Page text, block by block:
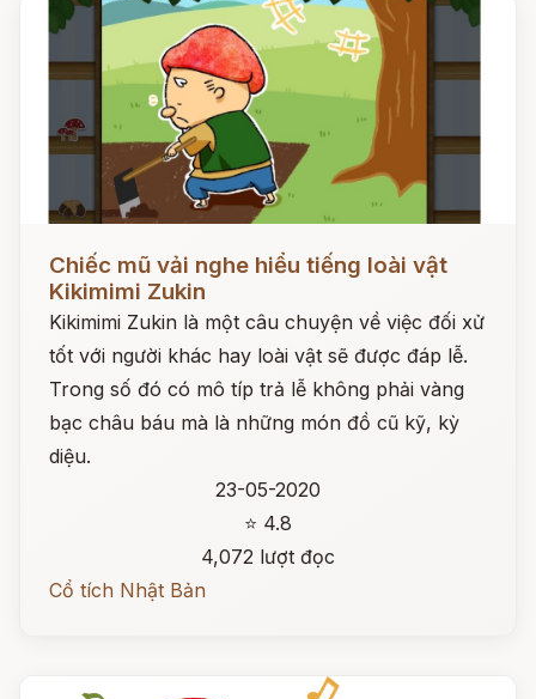
Đọc ngay
Chiếc mũ vải nghe hiểu tiếng loài vật
Kikimimi Zukin
Kikimimi Zukin là một câu chuyện về việc đối xử
tốt với người khác hay loài vật sẽ được đáp lễ.
Trong số đó có mô típ trả lễ không phải vàng
bạc châu báu mà là những món đồ cũ kỹ, kỳ
diệu.
23-05-2020
⭐ 4.8
4,072 lượt đọc
Cổ tích Nhật Bản